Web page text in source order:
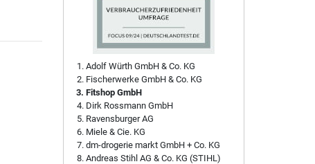
Adolf Würth GmbH & Co. KG
Fischerwerke GmbH & Co. KG
Fitshop GmbH
Dirk Rossmann GmbH
Ravensburger AG
Miele & Cie. KG
dm-drogerie markt GmbH + Co. KG
Andreas Stihl AG & Co. KG (STIHL)